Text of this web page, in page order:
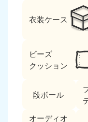
衣装ケース
ビーズ
クッション
段ボール
オーディオ